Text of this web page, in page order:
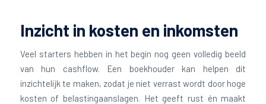
Inzicht in kosten en inkomsten
Veel starters hebben in het begin nog geen volledig beeld
van hun cashflow. Een boekhouder kan helpen dit
inzichtelijk te maken, zodat je niet verrast wordt door hoge
kosten of belastingaanslagen. Het geeft rust én maakt